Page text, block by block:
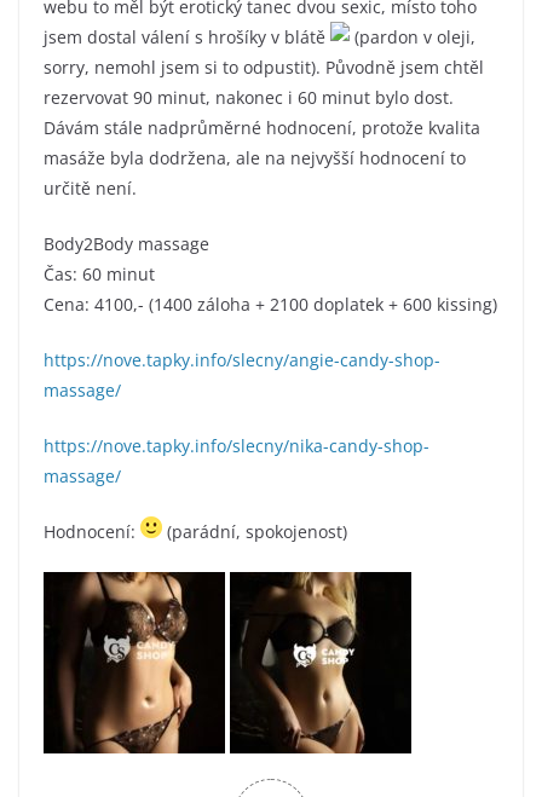
webu to měl být erotický tanec dvou sexic, místo toho
jsem dostal válení s hrošíky v blátě
(pardon v oleji,
sorry, nemohl jsem si to odpustit). Původně jsem chtěl
rezervovat 90 minut, nakonec i 60 minut bylo dost.
Dávám stále nadprůměrné hodnocení, protože kvalita
masáže byla dodržena, ale na nejvyšší hodnocení to
určitě není.
Body2Body massage
Čas: 60 minut
Cena: 4100,- (1400 záloha + 2100 doplatek + 600 kissing)
https://nove.tapky.info/slecny/angie-candy-shop-
massage/
https://nove.tapky.info/slecny/nika-candy-shop-
massage/
Hodnocení: (parádní, spokojenost)